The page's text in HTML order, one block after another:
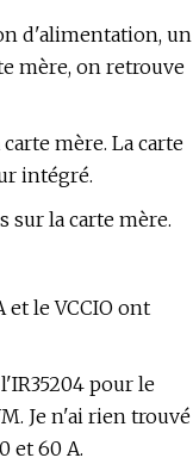
d'alimentation, un
mère, on retrouve
mère. La carte
intégré.
sur la carte mère.
et le VCCIO ont
pour le
Je n'ai rien trouvé
et 60 A.